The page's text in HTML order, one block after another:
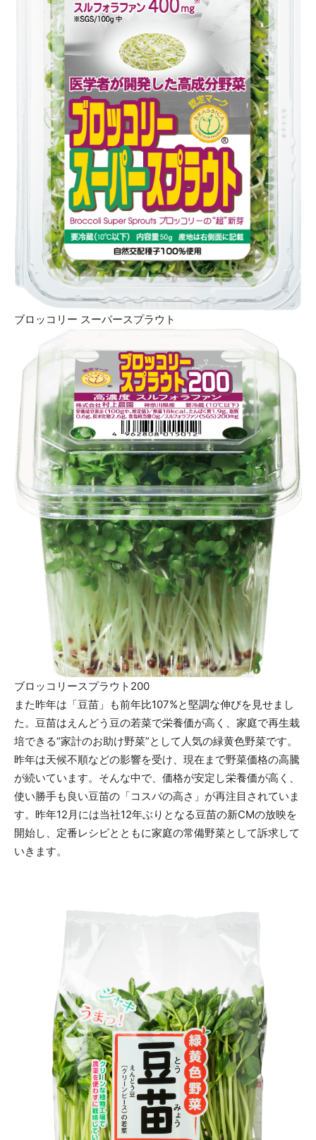
ブロッコリー スーパースプラウト
ブロッコリースプラウト200
また昨年は「豆苗」も前年比107%と堅調な伸びを見せまし
た。豆苗はえんどう豆の若菜で栄養価が高く、家庭で再生栽
培できる“家計のお助け野菜”として人気の緑黄色野菜です。
昨年は天候不順などの影響を受け、現在まで野菜価格の高騰
が続いています。そんな中で、価格が安定し栄養価が高く、
使い勝手も良い豆苗の「コスパの高さ」が再注目されていま
す。昨年12月には当社12年ぶりとなる豆苗の新CMの放映を
開始し、定番レシピとともに家庭の常備野菜として訴求して
いきます。